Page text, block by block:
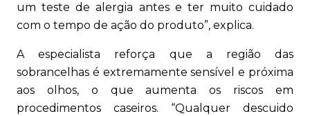
um teste de alergia antes e ter muito cuidado
com o tempo de ação do produto”, explica.
A especialista reforça que a região das
sobrancelhas é extremamente sensível e próxima
aos olhos, o que aumenta os riscos em
procedimentos caseiros. “Qualquer descuido